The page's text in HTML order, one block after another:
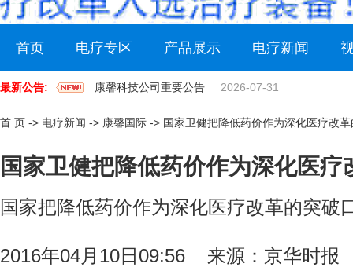
首页 电疗专区 产品展示 电疗新闻
最新公告: 康馨科技公司重要公告 2026-07-31
首 页 -> 电疗新闻 -> 康馨国际 -> 国家卫健把降低药价作为深化医疗改
国家卫健把降低药价作为深化医疗
国家把降低药价作为深化医疗改革的突破
2016年04月10日09:56 来源：京华时报